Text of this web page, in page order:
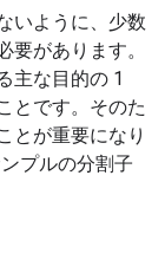
いように、少数
要があります。
主な目的の 1
とです。そのた
とが重要になり
プルの分割子